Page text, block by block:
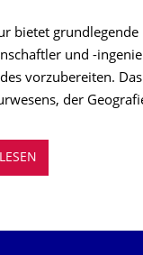
bietet
und -
vorzubereiten.
der